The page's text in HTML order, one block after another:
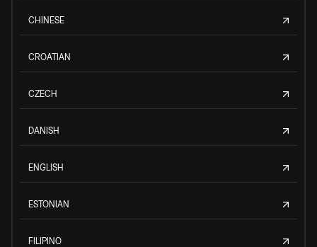
CHINESE
CROATIAN
CZECH
DANISH
ENGLISH
ESTONIAN
FILIPINO